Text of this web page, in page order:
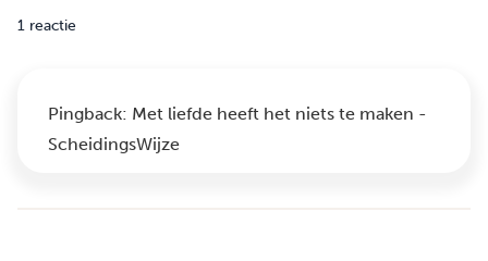
1 reactie
Pingback: Met liefde heeft het niets te maken -
ScheidingsWijze